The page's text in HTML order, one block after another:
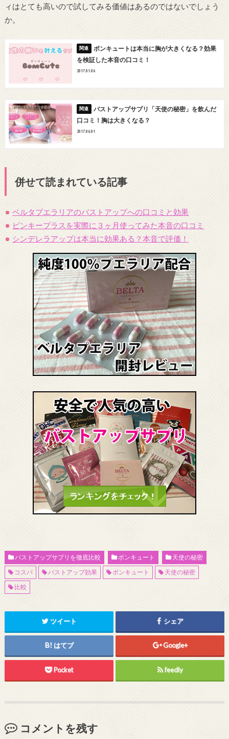
ィはとても高いので試してみる価値はあるのではないでしょう
か。
ボンキュートは本当に胸が大きくなる？効果
を検証した本音の口コミ！
2017.01.06
バストアップサプリ「天使の秘密」を飲んだ
口コミ！胸は大きくなる？
2017.06.01
併せて読まれている記事
ベルタプエラリアのバストアップへの口コミと効果
ピンキープラスを実際に３ヶ月使ってみた本音の口コミ
シンデレラアップは本当に効果ある？本音で評価！
バストアップサプリを徹底比較 ボンキュート
天使の秘密
コスパ
バストアップ効果 ボンキュート
天使の秘密
比較
ツイート シェア
はてブ Google+
Pocket feedly
コメントを残す